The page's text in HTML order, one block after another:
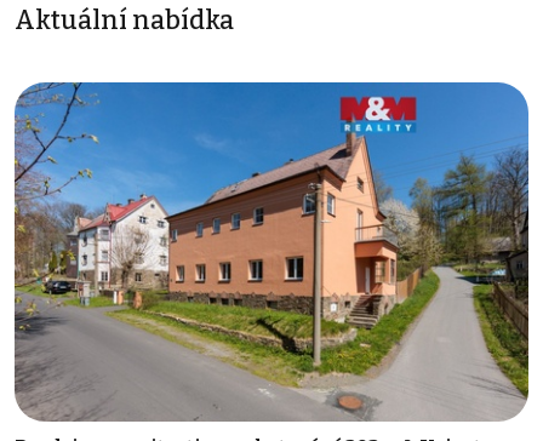
Aktuální nabídka